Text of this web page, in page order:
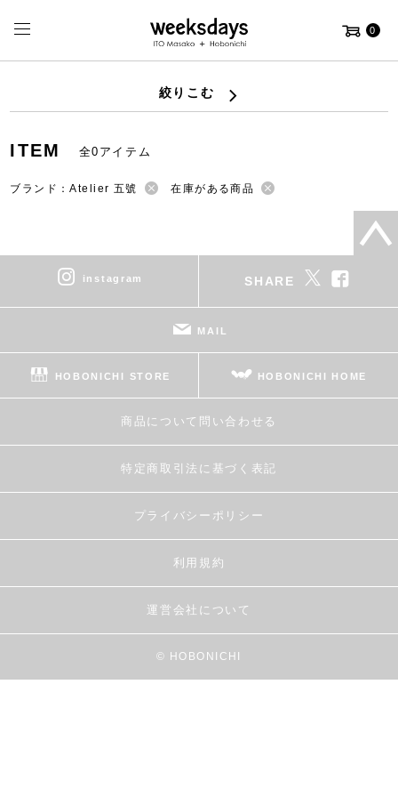
0
絞りこむ
ITEM 全0アイテム
ブランド：Atelier 五號 在庫がある商品
instagram SHARE
MAIL
HOBONICHI STORE HOBONICHI HOME
商品について問い合わせる
特定商取引法に基づく表記
プライバシーポリシー
利用規約
運営会社について
© HOBONICHI